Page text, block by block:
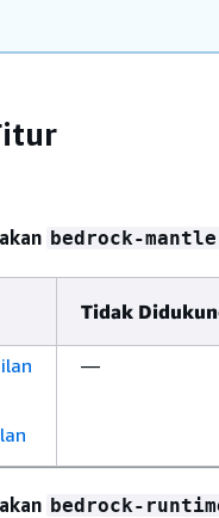
bedrock-mantle
Tidak
—
bedrock-